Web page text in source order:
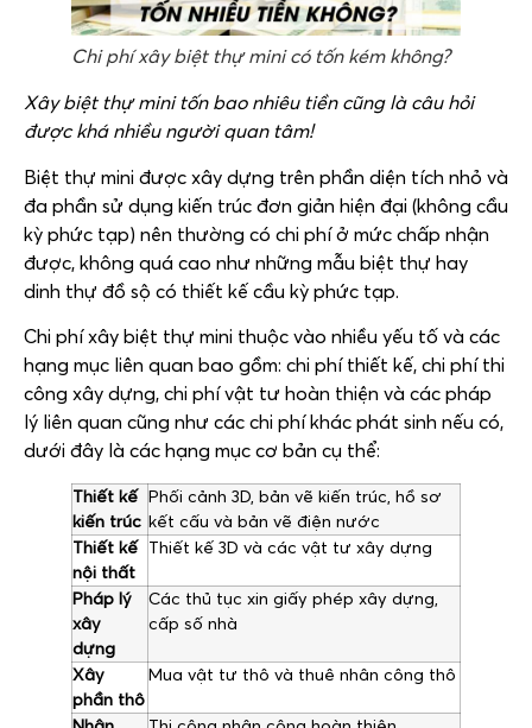
Chi phí xây biệt thự mini có tốn kém không?
Xây biệt thự mini tốn bao nhiêu tiền cũng là câu hỏi
được khá nhiều người quan tâm!
Biệt thự mini được xây dựng trên phần diện tích nhỏ và
đa phần sử dụng kiến trúc đơn giản hiện đại (không cầu
kỳ phức tạp) nên thường có chi phí ở mức chấp nhận
được, không quá cao như những mẫu biệt thự hay
dinh thự đồ sộ có thiết kế cầu kỳ phức tạp.
Chi phí xây biệt thự mini thuộc vào nhiều yếu tố và các
hạng mục liên quan bao gồm: chi phí thiết kế, chi phí thi
công xây dựng, chi phí vật tư hoàn thiện và các pháp
lý liên quan cũng như các chi phí khác phát sinh nếu có,
dưới đây là các hạng mục cơ bản cụ thể:
Thiết kế
kiến trúc
Phối cảnh 3D, bản vẽ kiến trúc, hồ sơ
kết cấu và bản vẽ điện nước
Thiết kế
nội thất
Thiết kế 3D và các vật tư xây dựng
Pháp lý
xây
dựng
Các thủ tục xin giấy phép xây dựng,
cấp số nhà
Xây
phần thô
Mua vật tư thô và thuê nhân công thô